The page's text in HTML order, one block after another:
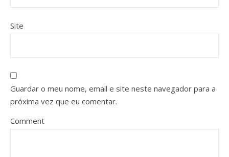
Site
Guardar o meu nome, email e site neste navegador para a
próxima vez que eu comentar.
Comment